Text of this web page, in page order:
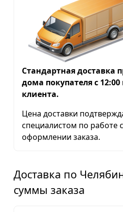
Стандартная доставка
дома покупателя с
клиента.
Цена доставки
специалистом по работе
оформлении заказа.
Доставка по
суммы заказа